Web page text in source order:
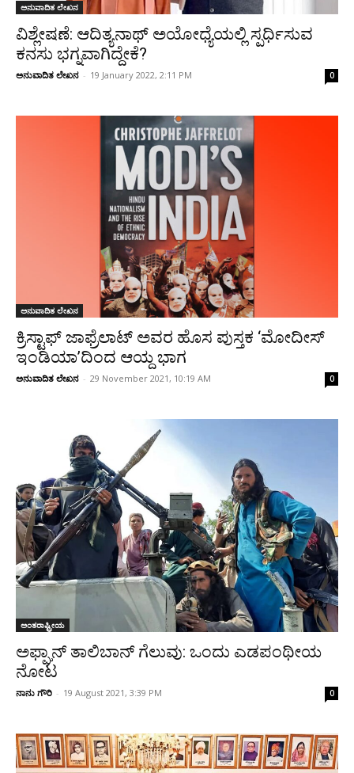
ಅನುವಾದಿತ ಲೇಖನ
ವಿಶ್ಲೇಷಣೆ: ಆದಿತ್ಯನಾಥ್‌‌ ಅಯೋಧ್ಯೆಯಲ್ಲಿ ಸ್ಪರ್ಧಿಸುವ
ಕನಸು ಭಗ್ನವಾಗಿದ್ದೇಕೆ?
ಅನುವಾದಿತ ಲೇಖನ - 19 January 2022, 2:11 PM 0
ಅನುವಾದಿತ ಲೇಖನ
ಕ್ರಿಸ್ಟಾಫ್ ಜಾಫ್ರೆಲಾಟ್ ಅವರ ಹೊಸ ಪುಸ್ತಕ ‘ಮೋದೀಸ್
ಇಂಡಿಯಾ’ದಿಂದ ಆಯ್ದ ಭಾಗ
ಅನುವಾದಿತ ಲೇಖನ - 29 November 2021, 10:19 AM 0
ಅಂತರಾಷ್ಟ್ರೀಯ
ಅಫ್ಘಾನ್ ತಾಲಿಬಾನ್ ಗೆಲುವು: ಒಂದು ಎಡಪಂಥೀಯ
ನೋಟ
ನಾನು ಗೌರಿ - 19 August 2021, 3:39 PM 0